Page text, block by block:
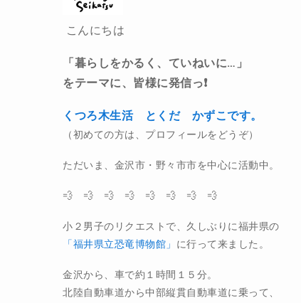
こんにちは
「暮らしをかるく、ていねいに…」
をテーマに、皆様に発信っ❗️
くつろ木生活 とくだ かずこです。
（初めての方は、プロフィールをどうぞ）
ただいま、金沢市・野々市市を中心に活動中。
💨 💨 💨 💨 💨 💨 💨 💨
小２男子のリクエストで、久しぶりに福井県の
「福井県立恐竜博物館」 に行って来ました。
金沢から、車で約１時間１５分。
北陸自動車道から中部縦貫自動車道に乗って、